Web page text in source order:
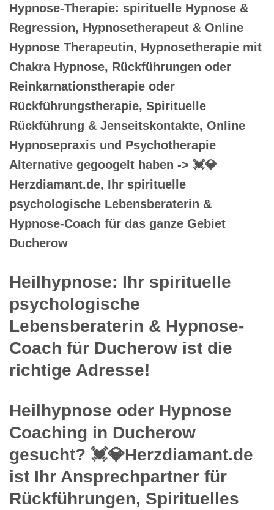
Hypnose-Therapie: spirituelle Hypnose &
Regression, Hypnosetherapeut & Online
Hypnose Therapeutin, Hypnosetherapie mit
Chakra Hypnose, Rückführungen oder
Reinkarnationstherapie oder
Rückführungstherapie, Spirituelle
Rückführung & Jenseitskontakte, Online
Hypnosepraxis und Psychotherapie
Alternative gegoogelt haben -> 💓️💎
Herzdiamant.de, Ihr spirituelle
psychologische Lebensberaterin &
Hypnose-Coach für das ganze Gebiet
Ducherow
Heilhypnose: Ihr spirituelle
psychologische
Lebensberaterin & Hypnose-
Coach für Ducherow ist die
richtige Adresse!
Heilhypnose oder Hypnose
Coaching in Ducherow
gesucht? 💓️💎Herzdiamant.de
ist Ihr Ansprechpartner für
Rückführungen, Spirituelles